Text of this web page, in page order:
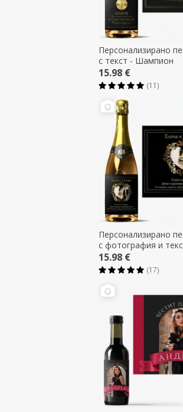
Персонализирано
с текст - Шампион
15.98 €
(11)
Персонализирано
с фотография и
House
15.98 €
(17)